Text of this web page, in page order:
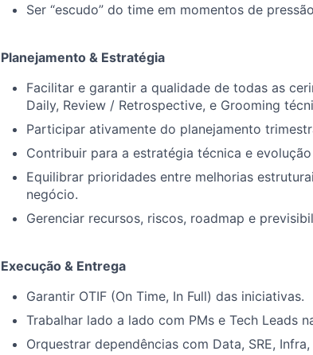
Ser “escudo” do time em momentos de
Planejamento & Estratégia
Facilitar e garantir a qualidade de todas as
Daily, Review / Retrospective, e Grooming
Participar ativamente do planejamento
Contribuir para a estratégia técnica e
Equilibrar prioridades entre melhorias
negócio.
Gerenciar recursos, riscos, roadmap e
Execução & Entrega
Garantir OTIF (On Time, In Full) das iniciativas.
Trabalhar lado a lado com PMs e Tech Leads
Orquestrar dependências com Data, SRE,